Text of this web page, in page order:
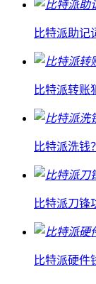
比特派助记
比特派转账
比特派洗钱
比特派刀锋
比特派硬件